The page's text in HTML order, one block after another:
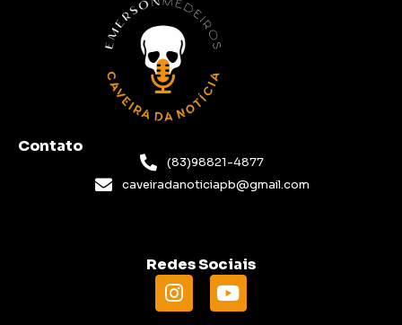
Contato
(83)98821-4877
caveiradanoticiapb@gmail.com
Redes Sociais